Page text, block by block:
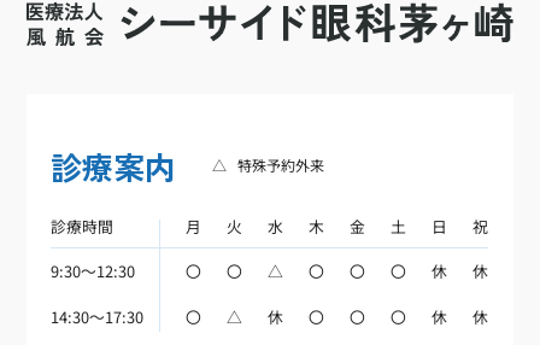
診療案内 △ 特殊予約外来
診療時間 月 火 水 木 金 土 日
祝
9:30～12:30
〇 〇 △ 〇 〇 〇 休
休
14:30～17:30
〇 △ 休 〇 〇 〇 休 休